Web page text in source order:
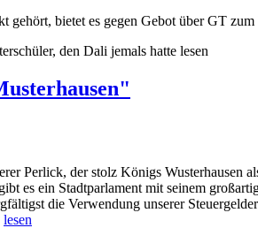
gehört, bietet es gegen Gebot über GT
den Dali jemals hatte lesen
Perlick, der stolz Königs Wusterhausen
es ein Stadtparlament mit seinem
die Verwendung unserer
lesen